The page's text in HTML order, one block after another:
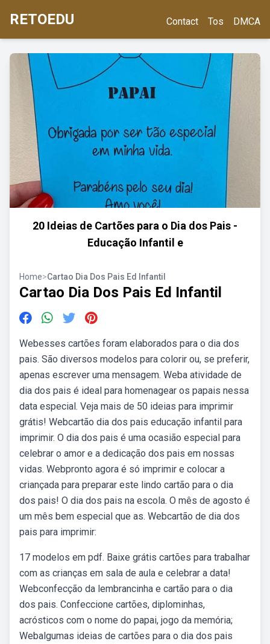
RETOEDU Contact Tos DMCA
20 Ideias de Cartões para o Dia dos Pais -
Educação Infantil e
Home>Cartao Dia Dos Pais Ed Infantil
Cartao Dia Dos Pais Ed Infantil
Webesses cartões foram elaborados para o dia dos
pais. São diversos modelos para colorir ou, se preferir,
apenas escrever uma mensagem. Weba atividade de
dia dos pais é ideal para homenagear os papais nessa
data especial. Veja mais de 50 ideias para imprimir
grátis! Webcartão dia dos pais educação infantil para
imprimir. O dia dos pais é uma ocasião especial para
celebrar o amor e a dedicação dos pais em nossas
vidas. Webpronto agora é só imprimir e colocar a
criançada para preparar este lindo cartão para o dia
dos pais! O dia dos pais na escola. O mês de agosto é
um mês bem especial que as. Webcartão de dia dos
pais para imprimir:
17 modelos em pdf. Baixe grátis cartões para trabalhar
com as crianças em sala de aula e celebrar a data!
Webconfecção da lembrancinha e cartão para o dia
dos pais. Confeccione cartões, diplominhas,
acrósticos com o nome do papai, jogo da memória;
Webalgumas ideias de cartões para o dia dos pais